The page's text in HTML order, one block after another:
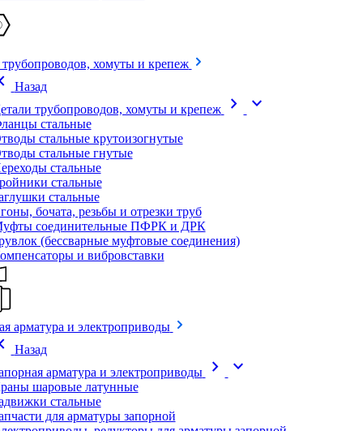
трубопроводов, хомуты и крепеж
Назад
трубопроводов, хомуты и крепеж
chevron_right expand_more
стальные
стальные крутоизогнутые
стальные гнутые
стальные
стальные
стальные
бочата, резьбы и отрезки труб
соединительные ПФРК и ДРК
(бессварные муфтовые соединения)
и вибровставки
арматура и электроприводы
Назад
арматура и электроприводы
chevron_right expand_more
шаровые латунные
стальные
для арматуры запорной